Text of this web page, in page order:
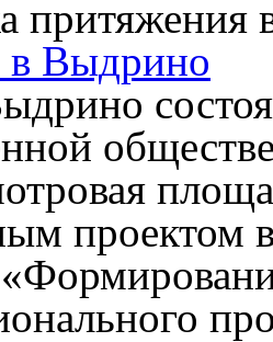
в Выдрино
проектом